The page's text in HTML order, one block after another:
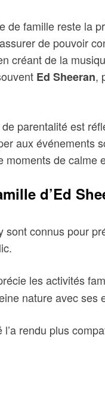
de famille reste la
de pouvoir
créant de la
Ed Sheeran,
de parentalité est
aux
de calme
d’Ed
connus pour
les activités
nature avec ses
rendu plus